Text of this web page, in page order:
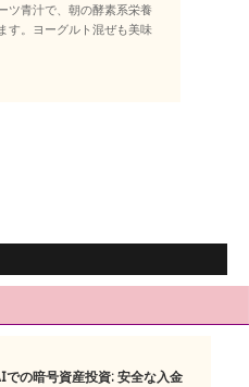
ツ青汁で、朝の酵素系栄養
す。ヨーグルト混ぜも美味
での暗号資産投資: 安全な入金